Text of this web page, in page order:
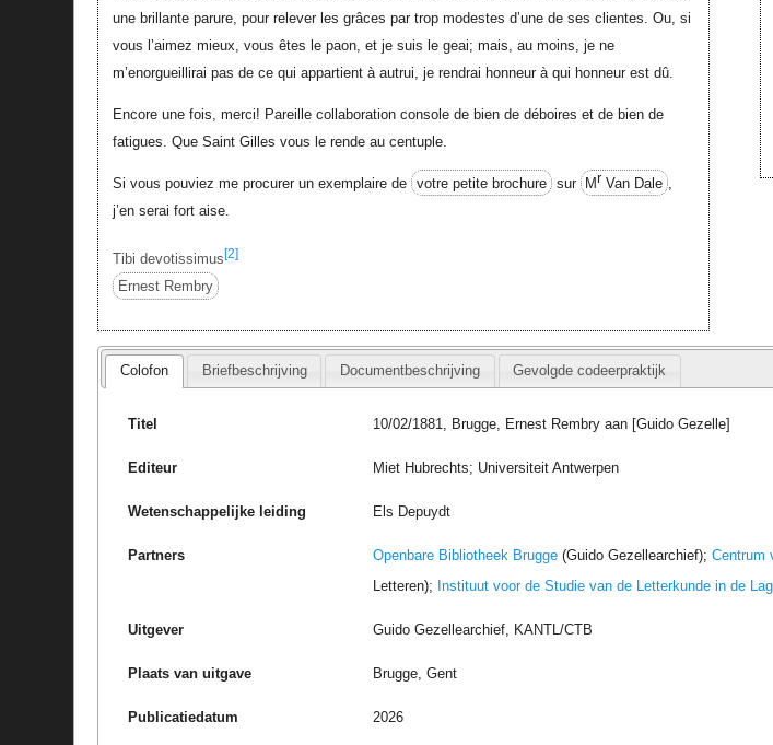
une brillante parure, pour relever les grâces par trop modestes d’une de ses clientes. Ou, si
vous l’aimez mieux, vous êtes le paon, et je suis le geai; mais, au moins, je ne
m’enorgueillirai pas de ce qui appartient à autrui, je rendrai honneur à qui honneur est dû.
Encore une fois, merci! Pareille collaboration console de bien de déboires et de bien de
fatigues. Que Saint Gilles vous le rende au centuple.
Si vous pouviez me procurer un exemplaire de votre petite brochure sur Mr Van Dale
j’en serai fort aise.
Tibi devotissimus[2]
Ernest Rembry
Colofon Briefbeschrijving Documentbeschrijving Gevolgde codeerpraktijk
Titel 10/02/1881, Brugge, Ernest Rembry aan [Guido Gezelle]
Editeur Miet Hubrechts; Universiteit Antwerpen
Wetenschappelijke leiding Els Depuydt
Partners Openbare Bibliotheek Brugge (Guido Gezellearchief);Centrum
Letteren); Instituut voor de Studie van de Letterkunde in de
Uitgever Guido Gezellearchief, KANTL/CTB
Plaats van uitgave Brugge, Gent
Publicatiedatum 2026